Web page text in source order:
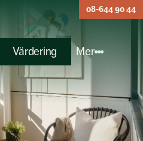
Värdering Mer
08-644 90 44